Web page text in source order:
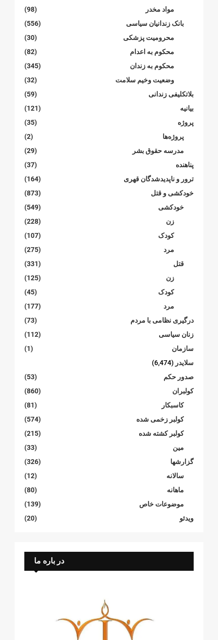
مواد مخدر
(98)
بانک زندانیان سیاسی
(556)
محرومیت پزشکی
(30)
محکوم بە اعدام
(82)
محکوم بە زندان
(345)
وضعیت وخیم سلامت
(32)
بلاتکلیفی زندانی
(59)
بیانیە
(121)
پروژە
(35)
پروژەها
(2)
مدرسە حقوق بشر
(29)
پناهنده
(37)
ترور و ناپدیدشدگان قهری
(164)
خودکشی و قتل
(873)
خودکشی
(549)
زن
(228)
کودک
(107)
مرد
(275)
قتل
(331)
زن
(125)
کودک
(45)
مرد
(177)
درگیری نظامی با مردم
(73)
زنان سیاسی
(112)
سازمان
(1)
سلایدر (6,474)
صدور حکم
(53)
کولبران
(860)
کاسبکار
(81)
کولبر زخمی شدە
(574)
کولبر کشتە شدە
(215)
مین
(33)
گزارشها
(326)
سالانە
(12)
ماهانە
(80)
موضوعات خاص
(139)
ویدئو
(20)
در باره ما